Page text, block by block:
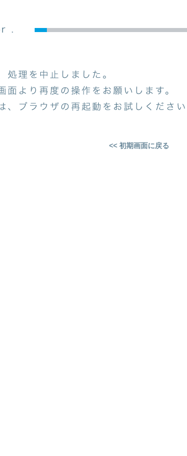
<< 初期画面に戻る